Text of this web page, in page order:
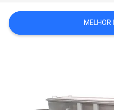
SITEMAP
MELHOR